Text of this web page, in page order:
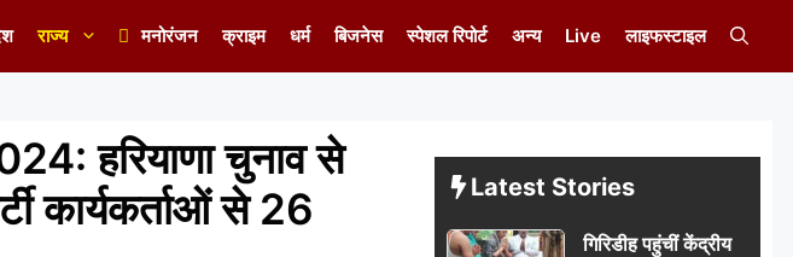
राज्य मनोरंजन क्राइम धर्म बिजनेस स्पेशल रिपोर्ट अन्य Live लाइफस्टाइल
हरियाणा चुनाव से
कार्यकर्ताओं से 26
Latest Stories
गिरिडीह पहुंचीं केंद्रीय